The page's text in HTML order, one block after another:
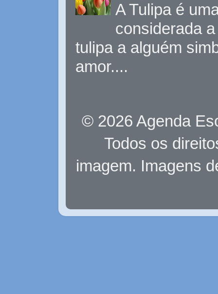
A Tulipa é
considerada
tulipa a alguém
amor....
© 2026 Agenda
Todos os
imagem. Imagens